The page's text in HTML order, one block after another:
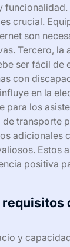
funcionalidad.
crucial.
son
Tercero, la
ser fácil de
con
en la
para los
transporte
adicionales
Estos
positiva
y